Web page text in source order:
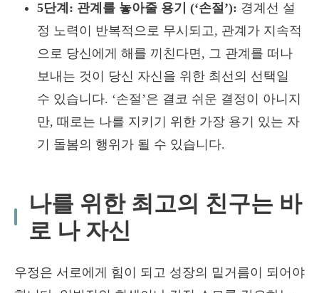
5단계: 관계를 놓아줄 용기 (‘손절’): 경계선 설
정 노력이 반복적으로 무시되고, 관계가 지속적
으로 당신에게 해를 끼친다면, 그 관계를 떠나
보내는 것이 당신 자신을 위한 최선의 선택일
수 있습니다. ‘손절’은 결코 쉬운 결정이 아니지
만, 때로는 나를 지키기 위한 가장 용기 있는 자
기 돌봄의 행위가 될 수 있습니다.
나를 위한 최고의 친구는 바
로 나 자신
우정은 서로에게 힘이 되고 성장의 밑거름이 되어야